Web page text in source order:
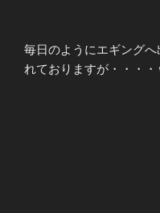
毎日のようにエギング
れておりますが・・・・